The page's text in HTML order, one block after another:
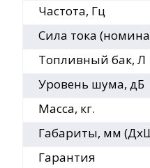
Частота, Гц
Сила тока
Топливный бак, Л
Уровень шума, дБ
Масса, кг.
Габариты, мм
Гарантия